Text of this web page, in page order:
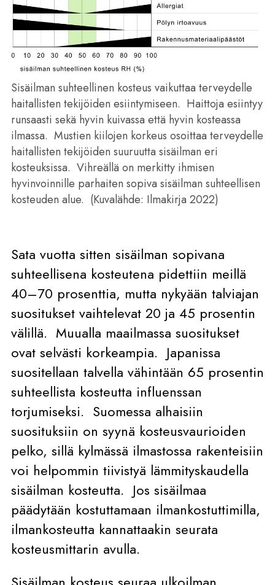
Sisäilman suhteellinen kosteus vaikuttaa terveydelle
haitallisten tekijöiden esiintymiseen. Haittoja esiintyy
runsaasti sekä hyvin kuivassa että hyvin kosteassa
ilmassa. Mustien kiilojen korkeus osoittaa terveydelle
haitallisten tekijöiden suuruutta sisäilman eri
kosteuksissa. Vihreällä on merkitty ihmisen
hyvinvoinnille parhaiten sopiva sisäilman suhteellisen
kosteuden alue. (Kuvalähde: Ilmakirja 2022)
Sata vuotta sitten sisäilman sopivana
suhteellisena kosteutena pidettiin meillä
40–70 prosenttia, mutta nykyään talviajan
suositukset vaihtelevat 20 ja 45 prosentin
välillä. Muualla maailmassa suositukset
ovat selvästi korkeampia. Japanissa
suositellaan talvella vähintään 65 prosentin
suhteellista kosteutta influenssan
torjumiseksi. Suomessa alhaisiin
suosituksiin on syynä kosteusvaurioiden
pelko, sillä kylmässä ilmastossa rakenteisiin
voi helpommin tiivistyä lämmityskaudella
sisäilman kosteutta. Jos sisäilmaa
päädytään kostuttamaan ilmankostuttimilla,
ilmankosteutta kannattaakin seurata
kosteusmittarin avulla.